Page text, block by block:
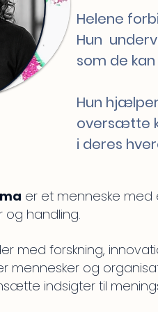
Helene
Hun
som de
Hun
oversætte
i deres
er et menneske
og handling.
med forskning,
mennesker og
indsigter til